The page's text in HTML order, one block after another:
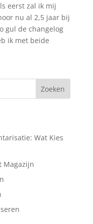
eerst zal ik mij
nu al 2,5 jaar bij
gul de changelog
ik met beide
Zoeken
Wat Kies
Magazijn